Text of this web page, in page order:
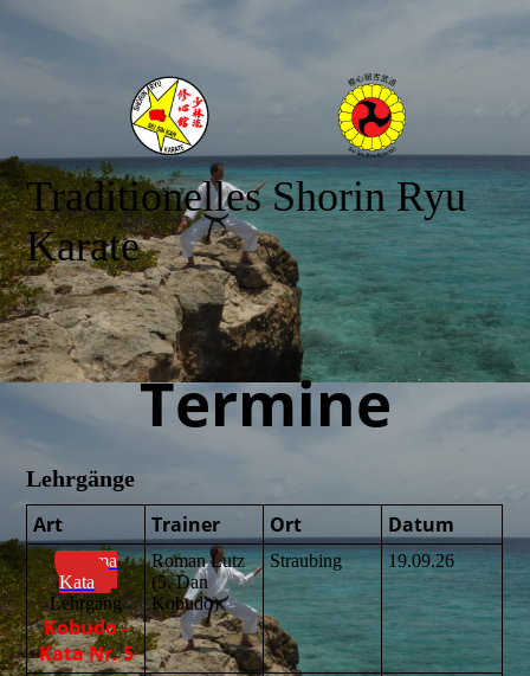
Traditionelles Shorin Ryu
Karate
Termine
Lehrgänge
Art
Trainer Ort Datum
Kama
Kata
Lehrgang
Kobudo -
Kata Nr. 5
Roman Lutz
(5. Dan
Kobudo)
Straubing 19.09.26